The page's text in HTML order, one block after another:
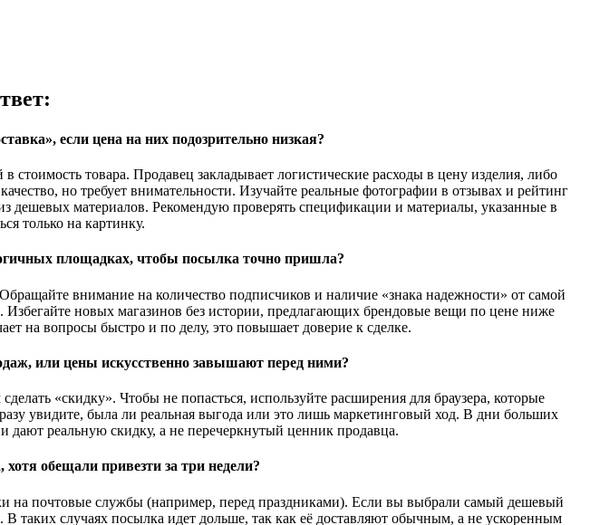
если цена на них подозрительно низкая?
товара. Продавец закладывает логистические расходы в цену изделия, либо
но требует внимательности. Изучайте реальные фотографии в отзывах и рейтинг
дешевых материалов. Рекомендую проверять спецификации и материалы, указанные в
только на картинку.
площадках, чтобы посылка точно пришла?
внимание на количество подписчиков и наличие «знака надежности» от самой
новых магазинов без истории, предлагающих брендовые вещи по цене ниже
на вопросы быстро и по делу, это повышает доверие к сделке.
или цены искусственно завышают перед ними?
«скидку». Чтобы не попасться, используйте расширения для браузера, которые
увидите, была ли реальная выгода или это лишь маркетинговый ход. В дни больших
реальную скидку, а не перечеркнутый ценник продавца.
обещали привезти за три недели?
на почтовые службы (например, перед праздниками). Если вы выбрали самый дешевый
таких случаях посылка идет дольше, так как её доставляют обычным, а не ускоренным